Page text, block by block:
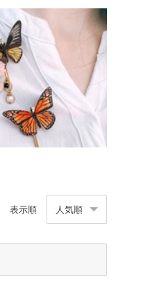
表示順 人気順